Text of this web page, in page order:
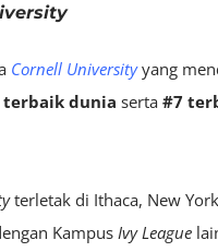
Cornell Universityyang
dunia serta #7
terletak di Ithaca, New
Kampus Ivy League